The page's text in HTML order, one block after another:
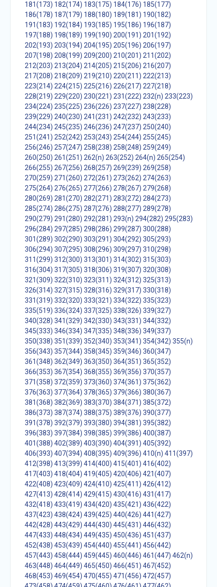
181(173) 182(174) 183(175) 184(176) 185(177)
186(178) 187(179) 188(180) 189(181) 190(182)
191(183) 192(184) 193(185) 195(186) 196(187)
197(188) 198(189) 199(190) 200(191) 201(192)
202(193) 203(194) 204(195) 205(196) 206(197)
207(198) 208(199) 209(200) 210(201) 211(202)
212(203) 213(204) 214(205) 215(206) 216(207)
217(208) 218(209) 219(210) 220(211) 222(213)
223(214) 224(215) 225(216) 226(217) 227(218)
228(219) 229(220) 230(221) 231(222) 232(n) 233(223)
234(224) 235(225) 236(226) 237(227) 238(228)
239(229) 240(230) 241(231) 242(232) 243(233)
244(234) 245(235) 246(236) 247(237) 250(240)
251(241) 252(242) 253(243) 254(244) 255(245)
256(246) 257(247) 258(238) 258(248) 259(249)
260(250) 261(251) 262(n) 263(252) 264(n) 265(254)
266(255) 267(256) 268(257) 269(239) 269(258)
270(259) 271(260) 272(261) 273(262) 274(263)
275(264) 276(265) 277(266) 278(267) 279(268)
280(269) 281(270) 282(271) 283(272) 284(273)
285(274) 286(275) 287(276) 288(277) 289(278)
290(279) 291(280) 292(281) 293(n) 294(282) 295(283)
296(284) 297(285) 298(286) 299(287) 300(288)
301(289) 302(290) 303(291) 304(292) 305(293)
306(294) 307(295) 308(296) 309(297) 310(298)
311(299) 312(300) 313(301) 314(302) 315(303)
316(304) 317(305) 318(306) 319(307) 320(308)
321(309) 322(310) 323(311) 324(312) 325(313)
326(314) 327(315) 328(316) 329(317) 330(318)
331(319) 332(320) 333(321) 334(322) 335(323)
335(519) 336(324) 337(325) 338(326) 339(327)
340(328) 341(329) 342(330) 343(331) 344(332)
345(333) 346(334) 347(335) 348(336) 349(337)
350(338) 351(339) 352(340) 353(341) 354(342) 355(n)
356(343) 357(344) 358(345) 359(346) 360(347)
361(348) 362(349) 363(350) 364(351) 365(352)
366(353) 367(354) 368(355) 369(356) 370(357)
371(358) 372(359) 373(360) 374(361) 375(362)
376(363) 377(364) 378(365) 379(366) 380(367)
381(368) 382(369) 383(370) 384(371) 385(372)
386(373) 387(374) 388(375) 389(376) 390(377)
391(378) 392(379) 393(380) 394(381) 395(382)
396(383) 397(384) 398(385) 399(386) 400(387)
401(388) 402(389) 403(390) 404(391) 405(392)
406(393) 407(394) 408(395) 409(396) 410(n) 411(397)
412(398) 413(399) 414(400) 415(401) 416(402)
417(403) 418(404) 419(405) 420(406) 421(407)
422(408) 423(409) 424(410) 425(411) 426(412)
427(413) 428(414) 429(415) 430(416) 431(417)
432(418) 433(419) 434(420) 435(421) 436(422)
437(423) 438(424) 439(425) 440(426) 441(427)
442(428) 443(429) 444(430) 445(431) 446(432)
447(433) 448(434) 449(435) 450(436) 451(437)
452(438) 453(439) 454(440) 455(441) 456(442)
457(443) 458(444) 459(445) 460(446) 461(447) 462(n)
463(448) 464(449) 465(450) 466(451) 467(452)
468(453) 469(454) 470(455) 471(456) 472(457)